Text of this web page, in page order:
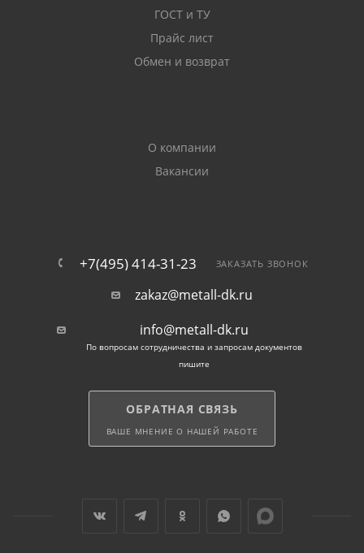
ГОСТ и ТУ
Прайс лист
Обмен и возврат
О компании
Вакансии
+7(495) 414-31-23 ЗАКАЗАТЬ ЗВОНОК
zakaz@metall-dk.ru
info@metall-dk.ru
По вопросам сотрудничества и запросам документов
пишите
ОБРАТНАЯ СВЯЗЬ
ВАШЕ МНЕНИЕ О НАШЕЙ РАБОТЕ